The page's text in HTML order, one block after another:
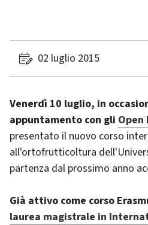
02 luglio 2015
Venerdì 10 luglio, in
appuntamento con gli Open
presentato il nuovo corso
all'ortofrutticoltura
partenza dal prossimo anno
Già attivo come corso
laurea magistrale in